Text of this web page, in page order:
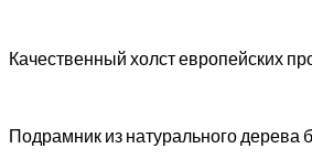
Качественный холст европейских
Подрамник из натурального дерева